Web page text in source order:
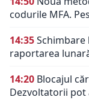
codurile MFA.
14:35Schimbare
raportarea
14:20 Blocajul
Dezvoltatorii pot